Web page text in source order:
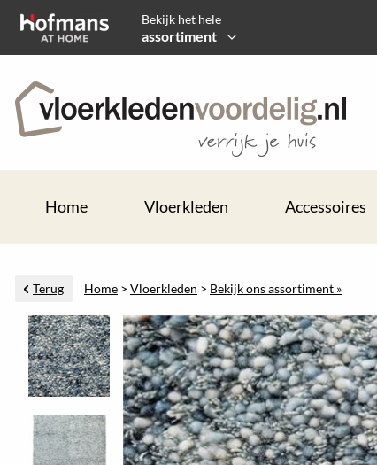
Bekijk het hele
assortiment
Home Vloerkleden Accessoires
Terug Home > Vloerkleden > Bekijk ons assortiment »